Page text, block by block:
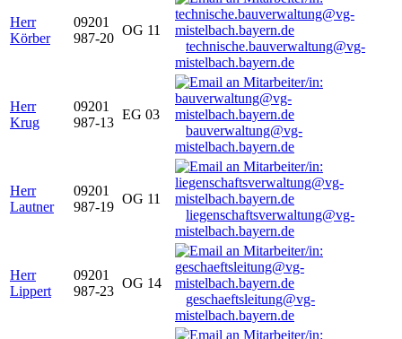
Herr
Körber
09201
987-20
OG 11
technische.bauverwaltung@vg-
mistelbach.bayern.de
Herr
Krug
09201
987-13
EG 03
bauverwaltung@vg-
mistelbach.bayern.de
Herr
Lautner
09201
987-19
OG 11
liegenschaftsverwaltung@vg-
mistelbach.bayern.de
Herr
Lippert
09201
987-23
OG 14
geschaeftsleitung@vg-
mistelbach.bayern.de